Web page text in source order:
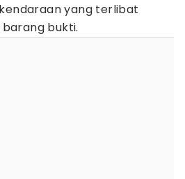
yang terlibat
bukti.